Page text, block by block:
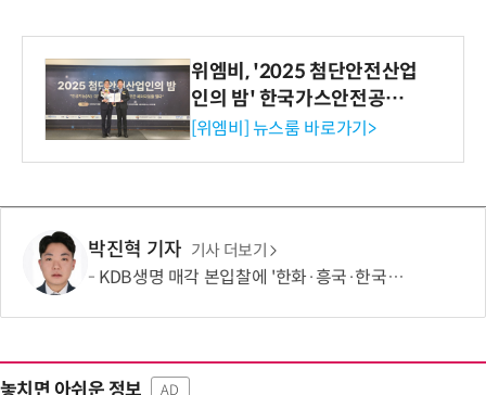
위엠비, '2025 첨단안전산업
인의 밤' 한국가스안전공사
사장상 수상
[위엠비] 뉴스룸 바로가기>
박진혁 기자 기사 더보기
KDB생명 매각 본입찰에 '한화·흥국·한국금융' 참여
놓치면 아쉬운 정보 AD